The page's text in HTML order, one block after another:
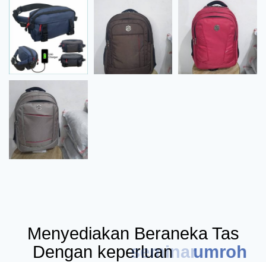
Menyediakan Beraneka Tas
Dengan keperluan seminar